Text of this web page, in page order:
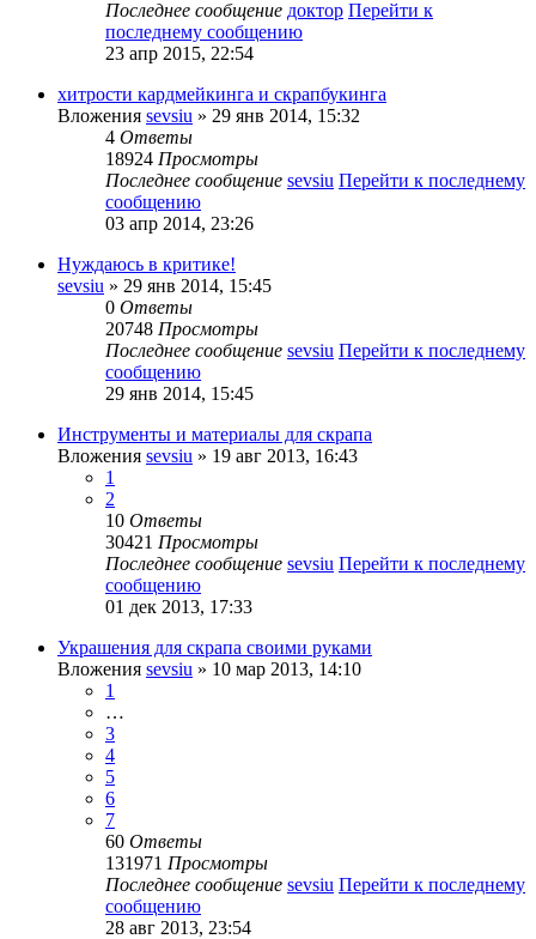
Последнее сообщение доктор Перейти к
последнему сообщению
23 апр 2015, 22:54
хитрости кардмейкинга и скрапбукинга
Вложения sevsiu » 29 янв 2014, 15:32
4 Ответы
18924 Просмотры
Последнее сообщение sevsiu Перейти к последнему
сообщению
03 апр 2014, 23:26
Нуждаюсь в критике!
sevsiu » 29 янв 2014, 15:45
0 Ответы
20748 Просмотры
Последнее сообщение sevsiu Перейти к последнему
сообщению
29 янв 2014, 15:45
Инструменты и материалы для скрапа
Вложения sevsiu » 19 авг 2013, 16:43
1
2
10 Ответы
30421 Просмотры
Последнее сообщение sevsiu Перейти к последнему
сообщению
01 дек 2013, 17:33
Украшения для скрапа своими руками
Вложения sevsiu » 10 мар 2013, 14:10
1
…
3
4
5
6
7
60 Ответы
131971 Просмотры
Последнее сообщение sevsiu Перейти к последнему
сообщению
28 авг 2013, 23:54